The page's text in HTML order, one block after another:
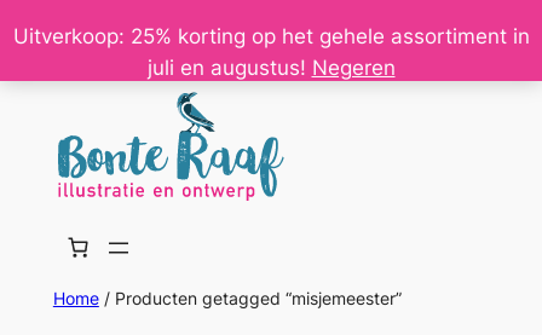
Uitverkoop: 25% korting op het gehele assortiment in
juli en augustus! Negeren
Ga
de
Home/ Producten getagged “misjemeester”